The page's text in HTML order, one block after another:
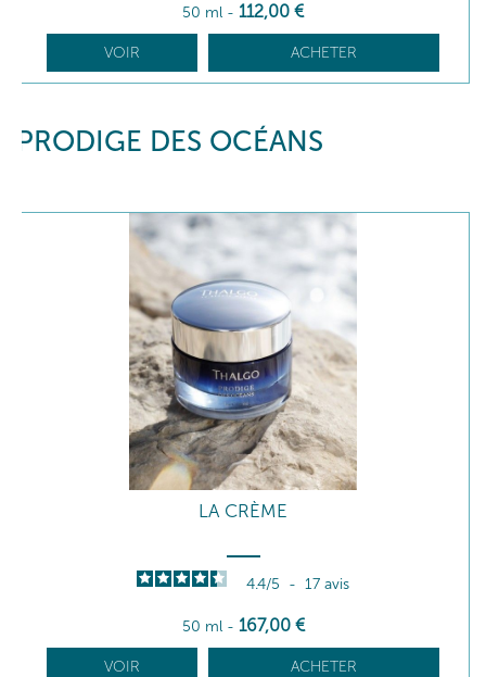
50 ml - 112,00 €
VOIR ACHETER
PRODIGE DES OCÉANS
LA CRÈME
4.4/5 - 17 avis
50 ml - 167,00 €
VOIR ACHETER